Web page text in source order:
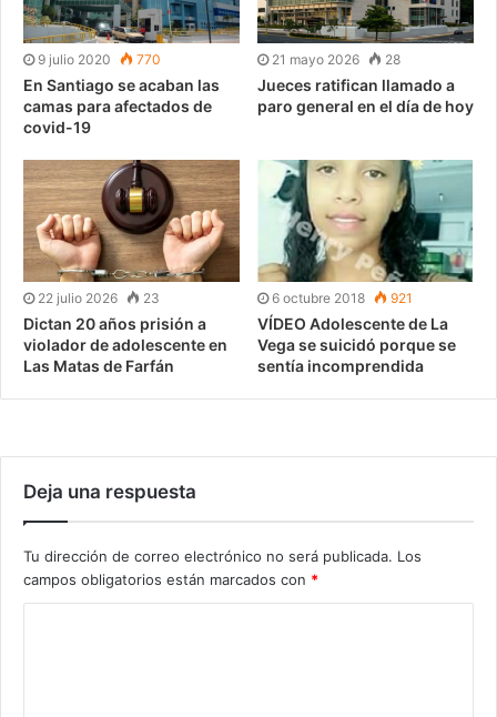
9 julio 2020 770
En Santiago se acaban las
camas para afectados de
covid-19
21 mayo 2026 28
Jueces ratifican llamado a
paro general en el día de hoy
22 julio 2026 23
Dictan 20 años prisión a
violador de adolescente en
Las Matas de Farfán
6 octubre 2018 921
VÍDEO Adolescente de La
Vega se suicidó porque se
sentía incomprendida
Deja una respuesta
Tu dirección de correo electrónico no será publicada. Los
campos obligatorios están marcados con *